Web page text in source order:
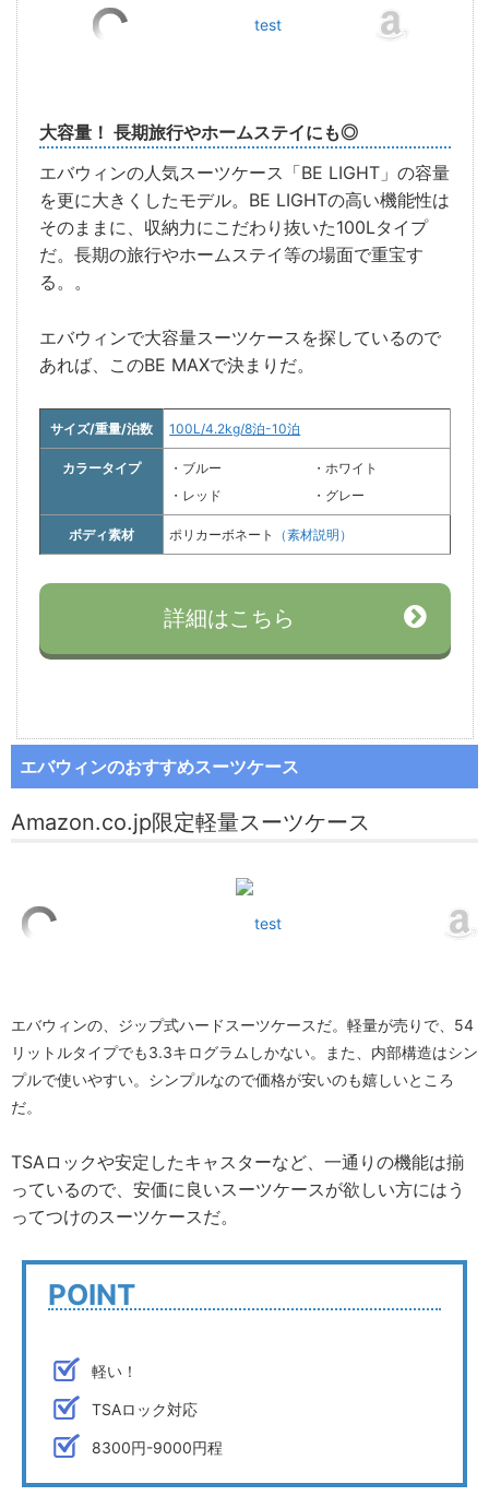
test
大容量！ 長期旅行やホームステイにも◎
エバウィンの人気スーツケース「BE LIGHT」の容量
を更に大きくしたモデル。BE LIGHTの高い機能性は
そのままに、収納力にこだわり抜いた100Lタイプ
だ。長期の旅行やホームステイ等の場面で重宝す
る。。
エバウィンで大容量スーツケースを探しているので
あれば、このBE MAXで決まりだ。
サイズ/重量/泊数 100L/4.2kg/8泊-10泊
カラータイプ
・ブルー
・レッド
・ホワイト
・グレー
ボディ素材 ポリカーボネート （素材説明）
詳細はこちら
エバウィンのおすすめスーツケース
Amazon.co.jp限定軽量スーツケース
test
エバウィンの、ジップ式ハードスーツケースだ。軽量が売りで、54
リットルタイプでも3.3キログラムしかない。また、内部構造はシン
プルで使いやすい。シンプルなので価格が安いのも嬉しいところ
だ。
TSAロックや安定したキャスターなど、一通りの機能は揃
っているので、安価に良いスーツケースが欲しい方にはう
ってつけのスーツケースだ。
POINT
軽い！
TSAロック対応
8300円-9000円程